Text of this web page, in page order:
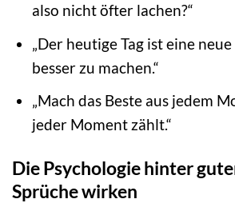
also nicht öfter lachen?“
„Der heutige Tag ist eine
besser zu machen.“
„Mach das Beste aus jedem
jeder Moment zählt.“
Die Psychologie hinter
Sprüche wirken